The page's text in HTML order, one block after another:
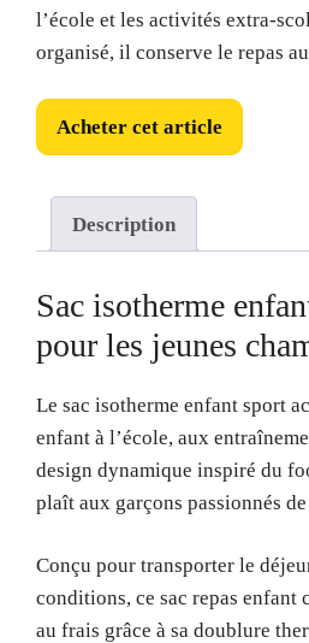
l’école et les activités extra-
organisé, il conserve le repas
Acheter cet article
Description
Sac isotherme
pour les jeunes
Le sac isotherme enfant sport
enfant à l’école, aux
design dynamique inspiré du
plaît aux garçons passionnés
Conçu pour transporter le
conditions, ce sac repas enfant
au frais grâce à sa doublure